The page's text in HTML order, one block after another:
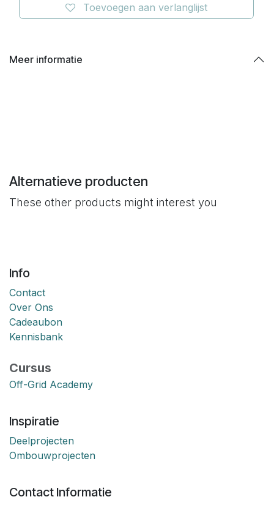
Toevoegen aan verlanglijst
Meer informatie
Alternatieve producten
These other products might interest you
Info
Contact
Over Ons
Cadeaubon
Kennisbank
Cursus
Off-Grid Academy
Inspiratie
Deelprojecten
Ombouwprojecten
Contact Informatie